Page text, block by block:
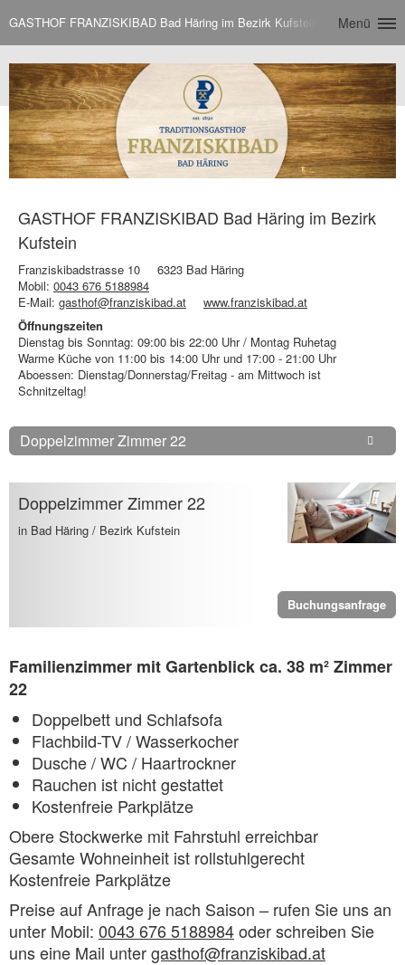
GASTHOF FRANZISKIBAD Bad Häring im Bezirk Kufstein Menü
GASTHOF FRANZISKIBAD Bad Häring im Bezirk
Kufstein
Franziskibadstrasse 10
6323 Bad Häring
Mobil: 0043 676 5188984
E-Mail: gasthof@franziskibad.at
www.franziskibad.at
Öffnungszeiten
Dienstag bis Sonntag: 09:00 bis 22:00 Uhr / Montag Ruhetag
Warme Küche von 11:00 bis 14:00 Uhr und 17:00 - 21:00 Uhr
Aboessen: Dienstag/Donnerstag/Freitag - am Mittwoch ist
Schnitzeltag!
Doppelzimmer Zimmer 22
Doppelzimmer Zimmer 22
in Bad Häring / Bezirk Kufstein
Buchungsanfrage
Familienzimmer mit Gartenblick ca. 38 m² Zimmer
22
Doppelbett und Schlafsofa
Flachbild-TV / Wasserkocher
Dusche / WC / Haartrockner
​Rauchen ist nicht gestattet
Kostenfreie Parkplätze
Obere Stockwerke mit Fahrstuhl erreichbar
Gesamte Wohneinheit ist rollstuhlgerecht
Kostenfreie Parkplätze
Preise auf Anfrage je nach Saison – rufen Sie uns an
unter Mobil: 0043 676 5188984oder schreiben Sie
uns eine Mail untergasthof@franziskibad.at